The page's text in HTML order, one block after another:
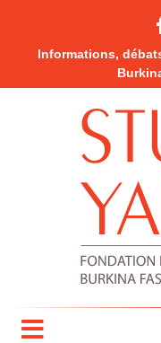
Informations,